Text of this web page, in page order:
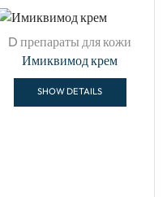
D препараты для кожи
Имиквимод крем
SHOW DETAILS